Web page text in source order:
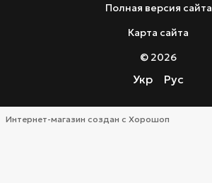
Полная версия сайта
Карта сайта
© 2026
Укр Рус
Интернет-магазин создан с Хорошоп